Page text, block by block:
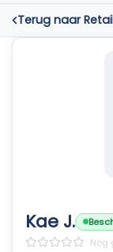
Terug naar
Kae J.
Nog